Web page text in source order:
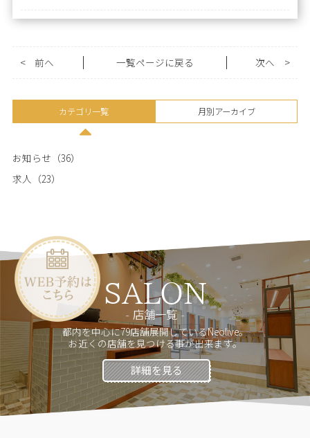
< 前へ 一覧ページに戻る >
次へ
カテゴリ一覧 月別アーカイブ
お知らせ（36）
求人（23）
SALON
店舗一覧
都内を中心に79店舗展開しているNeolive。
お近くの店舗を見つける事が出来ます。
詳細を見る